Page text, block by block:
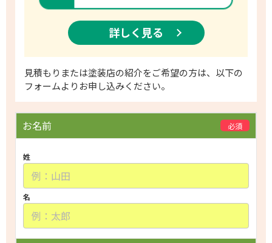
詳しく見る
​見積もりまたは塗装店の紹介をご希望の方は、以下の
フォームよりお申し込みください。
a
お名前 必須
姓
名